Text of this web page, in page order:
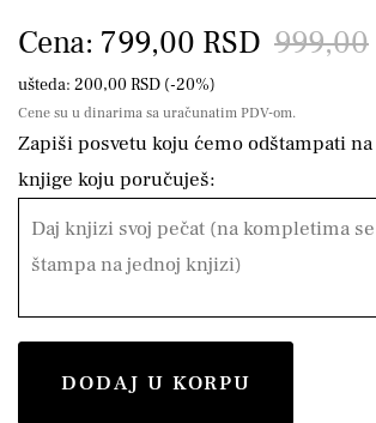
Cena: 799,00 RSD 999,00
ušteda: 200,00 RSD (-20%)
Cene su u dinarima sa uračunatim PDV-om.
Zapiši posvetu koju ćemo odštampati
knjige koju poručuješ:
DODAJ U KORPU